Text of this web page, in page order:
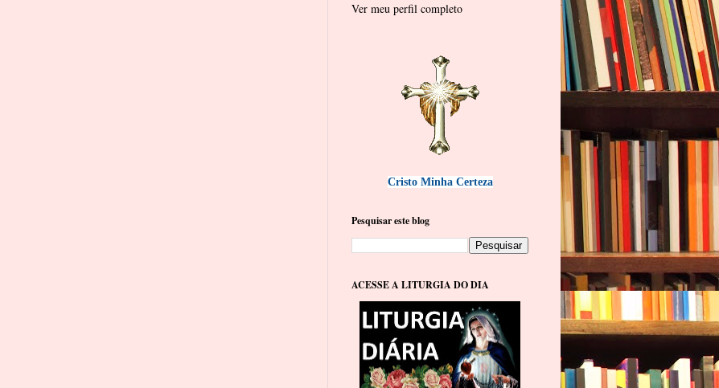
Ver meu perfil completo
Cristo Minha Certeza
Pesquisar este blog
ACESSE A LITURGIA DO DIA